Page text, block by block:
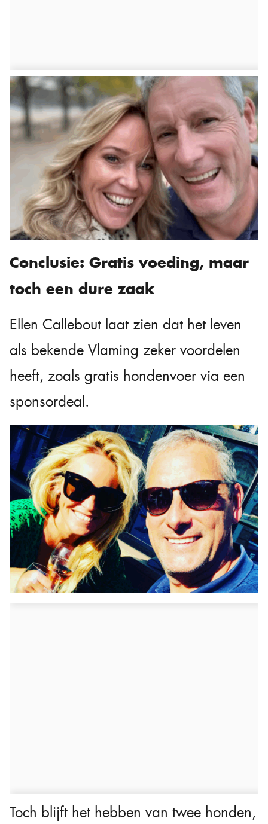
Conclusie: Gratis voeding, maar
toch een dure zaak
Ellen Callebout laat zien dat het leven
als bekende Vlaming zeker voordelen
heeft, zoals gratis hondenvoer via een
sponsordeal.
Toch blijft het hebben van twee honden,